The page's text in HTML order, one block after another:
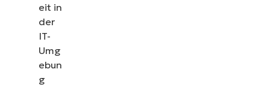
eit in
der
IT-
Umg
ebun
g